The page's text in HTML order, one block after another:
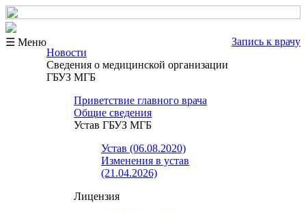
☰ Меню
Запись к врачу
Новости
Сведения о медицинской организации
ГБУЗ МГБ
Приветствие главного врача
Общие сведения
Устав ГБУЗ МГБ
Устав (06.08.2020)
Изменения в устав
(21.04.2026)
Лицензия